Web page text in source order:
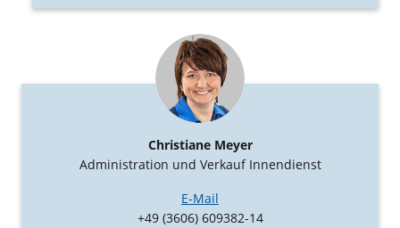
Christiane Meyer
Administration und Verkauf Innendienst
E-Mail
+49 (3606) 609382-14